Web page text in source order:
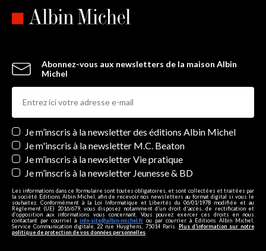
Abonnez-vous aux newsletters de la maison Albin
Michel
Newsletters
Je m’inscris à la newsletter des éditions Albin Michel
Je m'inscris à la newsletter M.C. Beaton
Je m’inscris à la newsletter Vie pratique
Je m’inscris à la newsletter Jeunesse & BD
Les informations dans ce formulaire sont toutes obligatoires, et sont collectées et traitées par
la société Editions Albin Michel, afin de recevoir nos newsletters au format digital si vous le
souhaitez. Conformément à la Loi Informatique et Libertés du 06/01/1978 modifiée et au
Règlement (UE) 2016/679, vous disposez notamment d'un droit d'accès, de rectification et
d’opposition aux informations vous concernant. Vous pouvez exercer ces droits en nous
contactant par courriel à info-site@albin-michel.fr ou par courrier à Editions Albin Michel,
Service Communication digitale, 22 rue Huyghens, 75014 Paris. Plus d’information sur notre
politique de protection de vos données personnelles